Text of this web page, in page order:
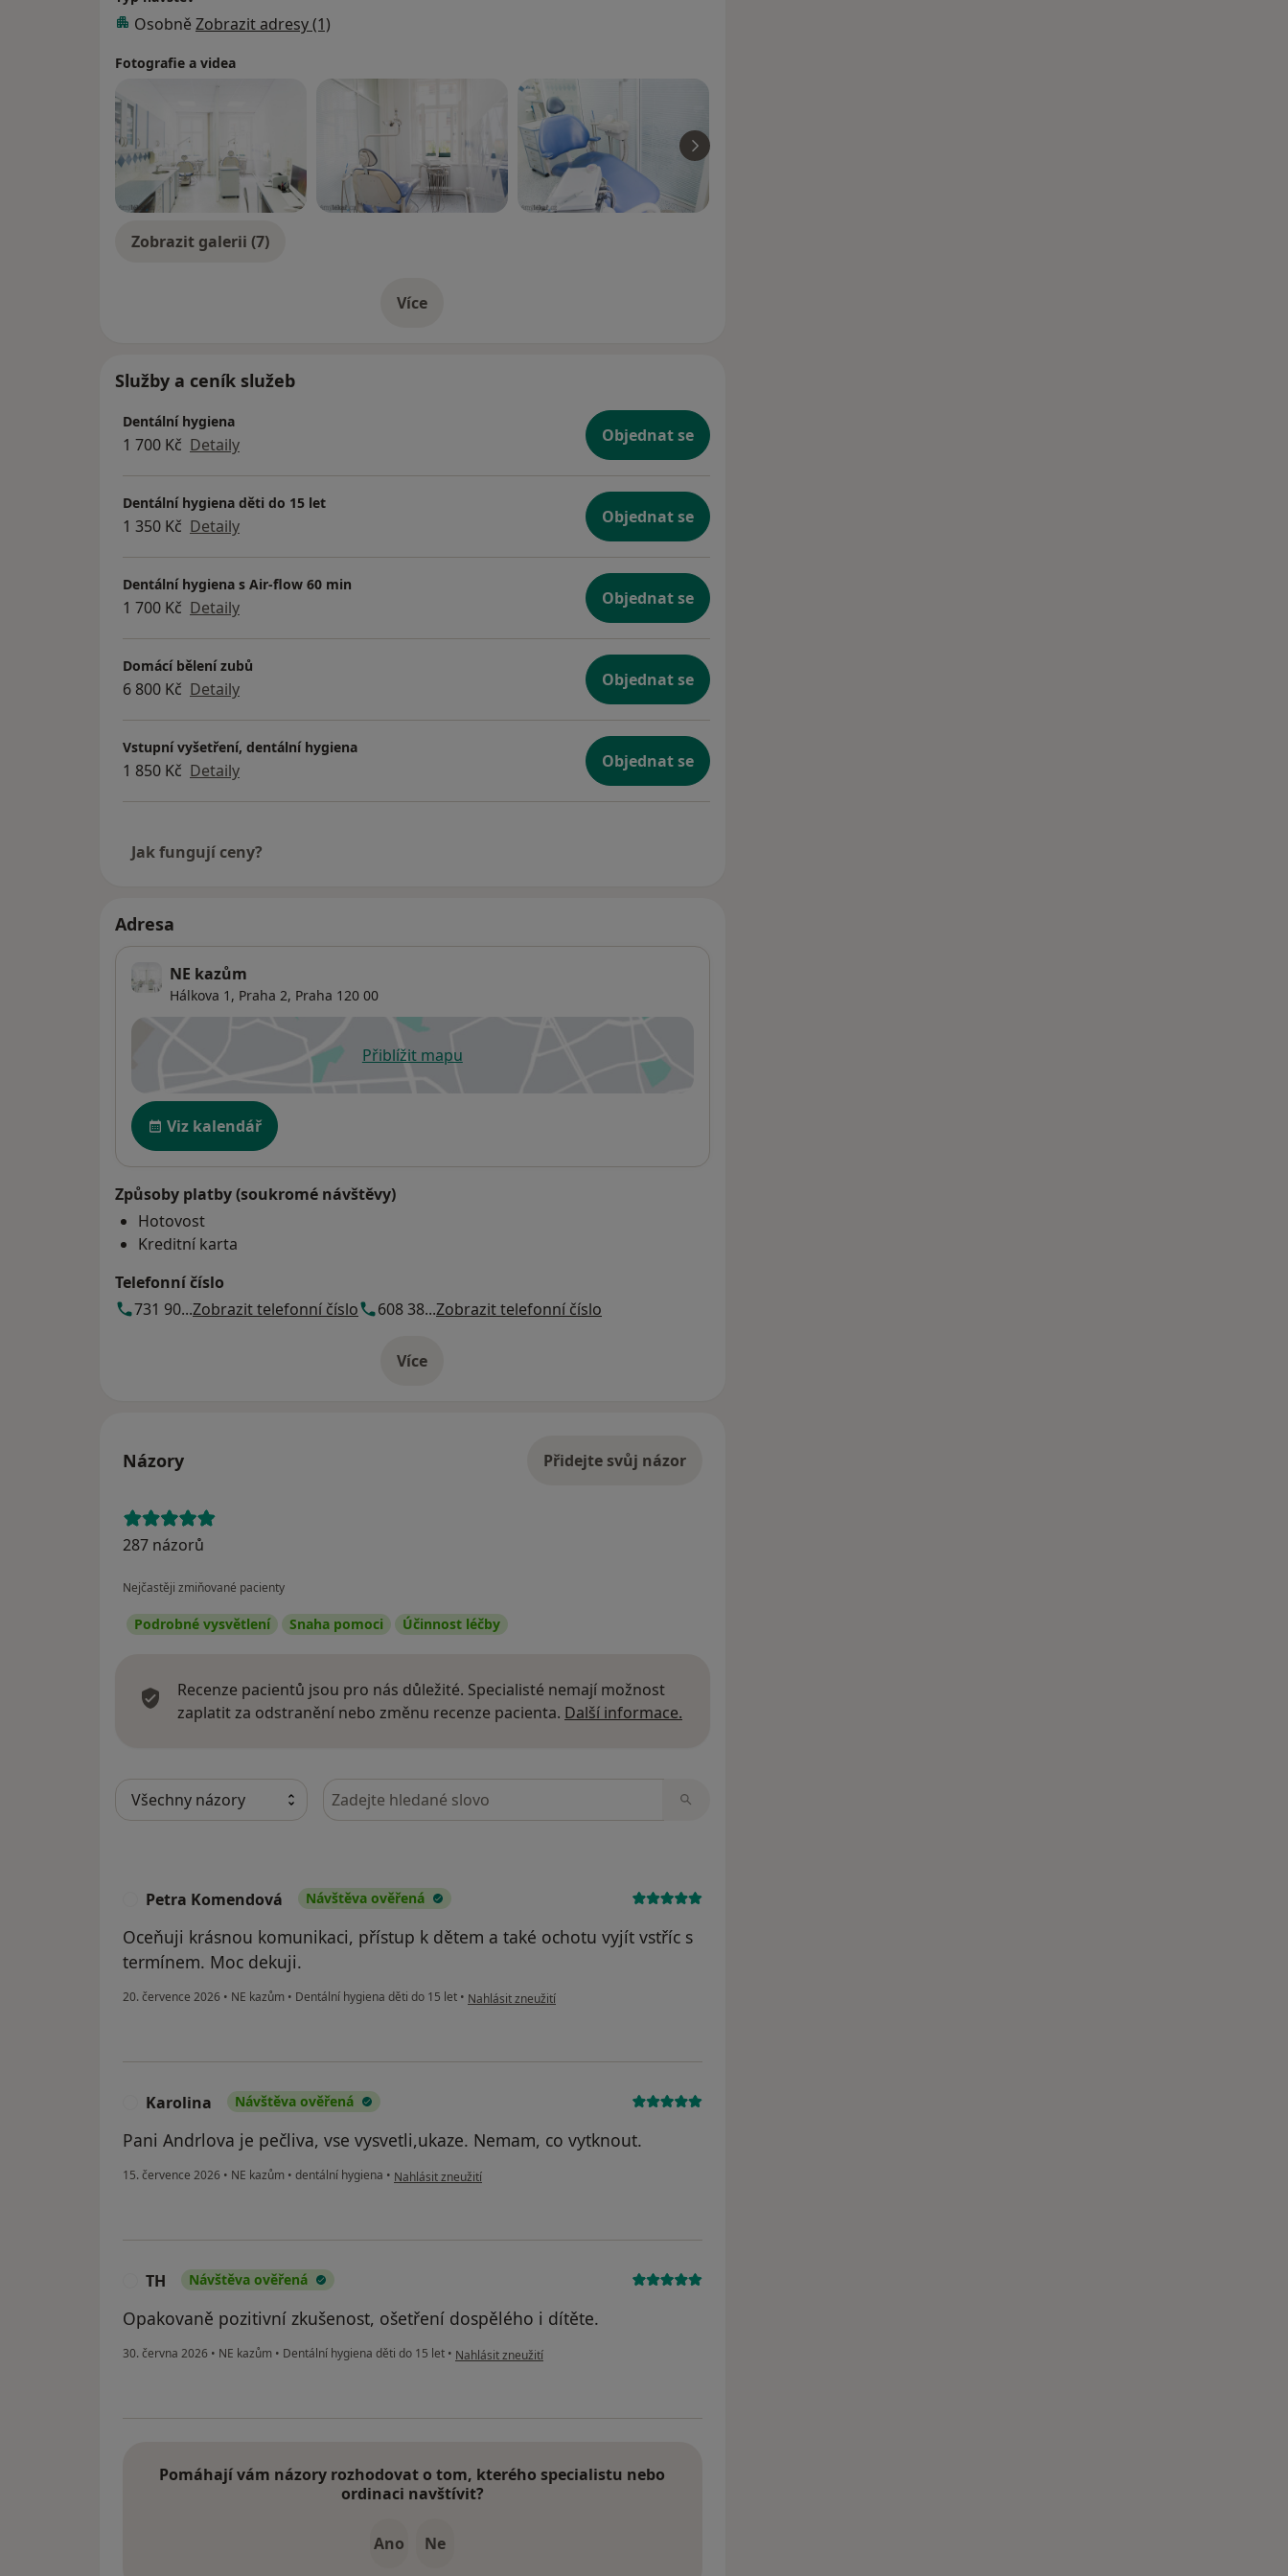
Osobně Zobrazit adresy (1)
Fotografie a videa
Zobrazit galerii (7)
Víceo zkušenostech
Služby a ceník služeb
Dentální hygiena
1 700 Kč Detaily Objednat se
Dentální hygiena děti do 15 let
1 350 Kč Detaily Objednat se
Dentální hygiena s Air-flow 60 min
1 700 Kč Detaily Objednat se
Domácí bělení zubů
6 800 Kč Detaily Objednat se
Vstupní vyšetření, dentální hygiena
1 850 Kč Detaily Objednat se
Jak fungují ceny?
Adresa
NE kazům
Hálkova 1, Praha 2, Praha 120 00
Přiblížit mapuse otevře v nové záložce
Dostupnost
Viz kalendář
Způsoby platby (soukromé návštěvy)
Hotovost
Kreditní karta
Telefonní číslo
731 90...Zobrazit telefonní číslo 608 38...Zobrazit telefonní číslo
Víceo adrese
Názory Přidejte svůj názor
287 názorů
Nejčastěji zmiňované pacienty
Podrobné vysvětlení Snaha pomoci Účinnost léčby
Recenze pacientů jsou pro nás důležité. Specialisté nemají možnost
zaplatit za odstranění nebo změnu recenze pacienta. Další informace.
Hledejte v názorech
Petra Komendová Návštěva ověřená
Oceňuji krásnou komunikaci, přístup k dětem a také ochotu vyjít vstříc s
termínem. Moc dekuji.
20. července 2026 • NE kazům • Dentální hygiena děti do 15 let • podle názoru uživatele Petra Komendová
Nahlásit zneužití
Karolina Návštěva ověřená
Pani Andrlova je pečliva, vse vysvetli,ukaze. Nemam, co vytknout.
15. července 2026 • NE kazům • dentální hygiena • podle názoru uživatele Karolina
Nahlásit zneužití
TH Návštěva ověřená
Opakovaně pozitivní zkušenost, ošetření dospělého i dítěte.
30. června 2026 • NE kazům • Dentální hygiena děti do 15 let • podle názoru uživatele TH
Nahlásit zneužití
Pomáhají vám názory rozhodovat o tom, kterého specialistu nebo
ordinaci navštívit?
Ano Ne